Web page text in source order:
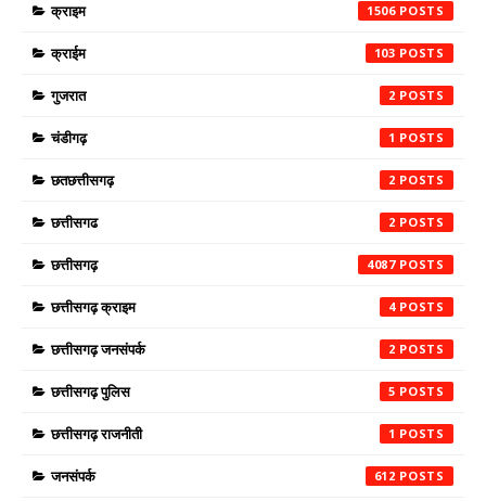
क्राइम 1506
क्राईम 103
गुजरात 2
चंडीगढ़ 1
छतछत्तीसगढ़ 2
छत्तीसगढ 2
छत्तीसगढ़ 4087
छत्तीसगढ़ क्राइम 4
छत्तीसगढ़ जनसंपर्क 2
छत्तीसगढ़ पुलिस 5
छत्तीसगढ़ राजनीती 1
जनसंपर्क 612